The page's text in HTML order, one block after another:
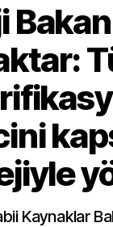
Kaynaklar